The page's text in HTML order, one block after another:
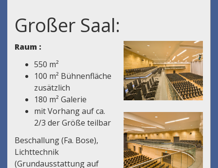
Großer Saal:
Raum :
550 m²
100 m² Bühnenfläche
zusätzlich
180 m² Galerie
mit Vorhang auf ca.
2/3 der Größe teilbar
Beschallung (Fa. Bose),
Lichttechnik
(Grundausstattung auf